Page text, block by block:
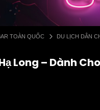
TOÀN QUỐC DU LỊCH DÂN
Long – Dành